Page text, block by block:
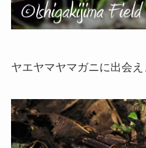
ヤエヤマヤマガニに出会え